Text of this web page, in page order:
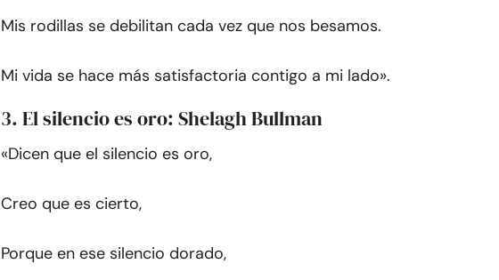
Mis rodillas se debilitan cada vez que nos besamos.
Mi vida se hace más satisfactoria contigo a mi lado».
3. El silencio es oro: Shelagh Bullman
«Dicen que el silencio es oro,
Creo que es cierto,
Porque en ese silencio dorado,